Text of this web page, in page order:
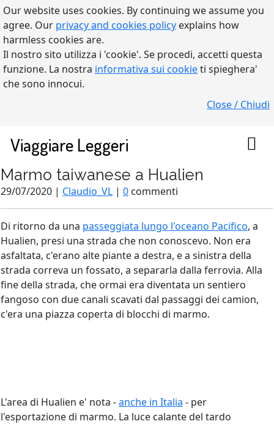
Our website uses cookies. By continuing we assume you
agree. Our privacy and cookies policy explains how
harmless cookies are.
Il nostro sito utilizza i 'cookie'. Se procedi, accetti questa
funzione. La nostra informativa sui cookieti spieghera'
che sono innocui.
Close / Chiudi
Viaggiare Leggeri
Marmo taiwanese a Hualien
29/07/2020 | Claudio_VL | 0 commenti
Di ritorno da una passeggiata lungo l'oceano Pacifico, a
Hualien, presi una strada che non conoscevo. Non era
asfaltata, c'erano alte piante a destra, e a sinistra della
strada correva un fossato, a separarla dalla ferrovia. Alla
fine della strada, che ormai era diventata un sentiero
fangoso con due canali scavati dal passaggi dei camion,
c'era una piazza coperta di blocchi di marmo.
L'area di Hualien e' nota -anche in Italia - per
l'esportazione di marmo. La luce calante del tardo